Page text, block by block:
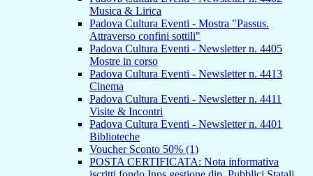
Musica & Lirica
Padova Cultura Eventi - Mostra "Passus.
Attraverso confini sottili"
Padova Cultura Eventi - Newsletter n. 4405
Mostre in corso
Padova Cultura Eventi - Newsletter n. 4413
Cinema
Padova Cultura Eventi - Newsletter n. 4411
Visite & Incontri
Padova Cultura Eventi - Newsletter n. 4401
Biblioteche
Voucher Sconto 50% (1)
POSTA CERTIFICATA: Nota informativa